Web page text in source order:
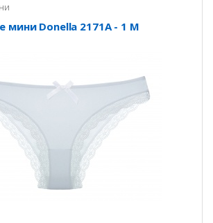
мини Donella 2171A - 1 M